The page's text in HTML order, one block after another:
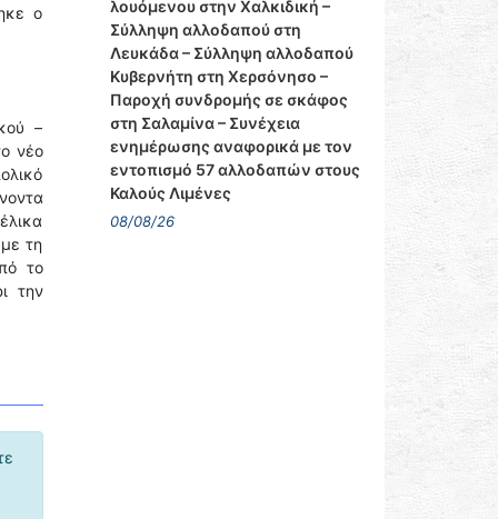
ο
–
νέο
τη
το
την
λουόμενου στην Χαλκιδική –
Σύλληψη αλλοδαπού στη
Λευκάδα – Σύλληψη αλλοδαπού
Κυβερνήτη στη Χερσόνησο –
Παροχή συνδρομής σε σκάφος
στη Σαλαμίνα – Συνέχεια
ενημέρωσης αναφορικά με τον
εντοπισμό 57 αλλοδαπών στους
Καλούς Λιμένες
08/08/26